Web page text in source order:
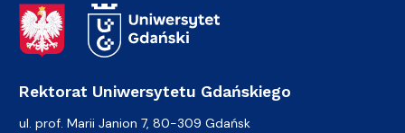
Adres Rektoratu
Rektorat Uniwersytetu Gdańskiego
ul. prof. Marii Janion 7, 80-309 Gdańsk